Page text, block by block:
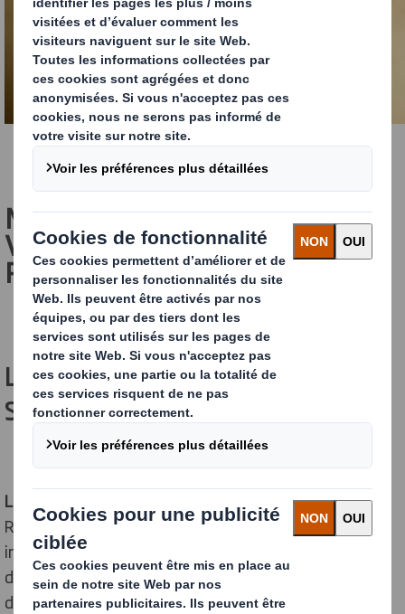
METTRE EN PLACE ET
VALORISER VOTRE DÉMARCHE
RSE
LA RSE : UN ENGAGEMENT POUR LA
SOCIÉTÉ ET L’ENVIRONNEMENT
La RSE
(Responsabilité Sociétale des Entreprises ou
Responsabilité Sociale des Entreprises) consiste à
intégrer le développement durable dans la stratégie
des entreprises. L’objectif d’une démarche RSE est
d’avoir un impact aussi bénéfique que possible sur la